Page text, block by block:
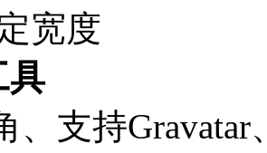
宽度
具
、支持